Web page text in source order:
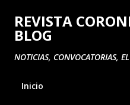
Ir al
REVISTA
BLOG
NOTICIAS, CONVOCATORIAS,
Inicio